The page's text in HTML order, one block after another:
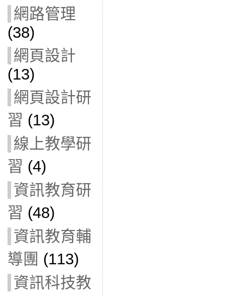
網路管理
(38)
網頁設計
(13)
網頁設計研
習 (13)
線上教學研
習 (4)
資訊教育研
習 (48)
資訊教育輔
導團 (113)
資訊科技教